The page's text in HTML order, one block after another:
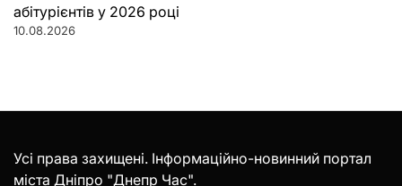
абітурієнтів у 2026 році
10.08.2026
Усі права захищені. Інформаційно-новинний портал
міста Дніпро "Днепр Час".